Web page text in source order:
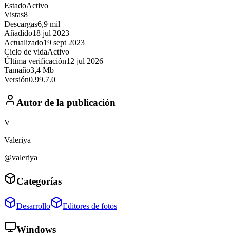
EstadoActivo
Vistas8
Descargas6,9 mil
Añadido18 jul 2023
Actualizado19 sept 2023
Ciclo de vidaActivo
Última verificación12 jul 2026
Tamaño3,4 Mb
Versión0.99.7.0
Autor de la publicación
V
Valeriya
@valeriya
Categorías
Desarrollo Editores de fotos
Windows